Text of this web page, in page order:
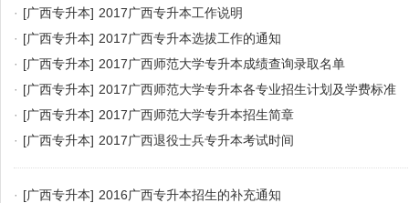
· [广西专升本] 2017广西专升本工作说明
· [广西专升本] 2017广西专升本选拔工作的通知
· [广西专升本] 2017广西师范大学专升本成绩查询录取名单
· [广西专升本] 2017广西师范大学专升本各专业招生计划及学费标准
· [广西专升本] 2017广西师范大学专升本招生简章
· [广西专升本] 2017广西退役士兵专升本考试时间
· [广西专升本] 2016广西专升本招生的补充通知